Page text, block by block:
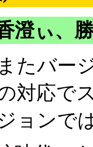
澄ぃ、
たバー
対応で
ョンで